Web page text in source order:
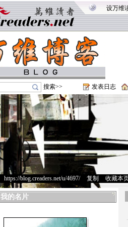
设万维
搜索>> 发表日志
https://blog.creaders.net/u/4697/> 复制 收藏本
我的名片